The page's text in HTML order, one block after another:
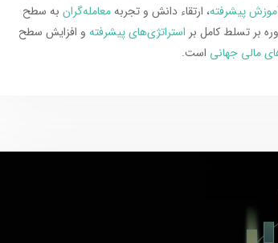
پیشرفته، ارتقاء دانش و تجربهمعامله‌گران به سطح
بر تسلط کامل بر استراتژی‌های پیشرفته و افزایش سطح
مالی جهانی است.